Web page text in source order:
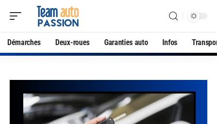
Démarches Deux-roues Garanties auto Infos